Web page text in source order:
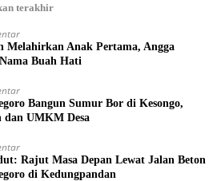
terakhir
Melahirkan Anak Pertama, Angga
Buah Hati
Bangun Sumur Bor di Kesongo,
dan UMKM Desa
Rajut Masa Depan Lewat Jalan Beton
di Kedungpandan